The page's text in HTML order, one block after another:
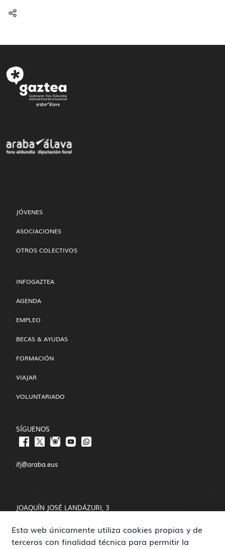
JÓVENES
ASOCIACIONES
OTROS COLECTIVOS
INFOGAZTEA
AGENDA
EMPLEO
BECAS & AYUDAS
FORMACIÓN
VIAJAR
VOLUNTARIADO
SÍGUENOS
ifj@araba.eus
JOAQUÍN JOSÉ LANDÁZURI, 3
01008 VITORIA-GASTEIZ
Esta web únicamente utiliza cookies propias y de
terceros con finalidad técnica para permitir la